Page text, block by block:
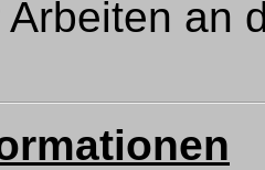
Arbeiten an